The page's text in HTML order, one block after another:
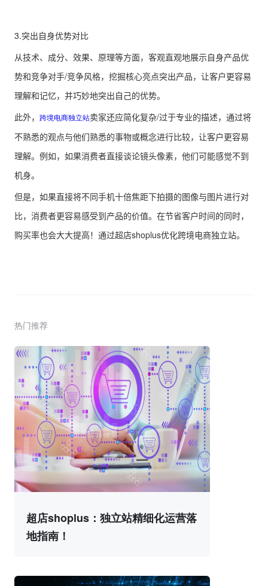
3.突出自身优势对比
从技术、成分、效果、原理等方面，客观直观地展示自身产品优
势和竞争对手/竞争风格，挖掘核心亮点突出产品，让客户更容易
理解和记忆，并巧妙地突出自己的优势。
此外， 跨境电商独立站卖家还应简化复杂/过于专业的描述，通过将
不熟悉的观点与他们熟悉的事物或概念进行比较，让客户更容易
理解。例如，如果消费者直接谈论镜头像素，他们可能感觉不到
机身。
但是，如果直接将不同手机十倍焦距下拍摄的图像与图片进行对
比，消费者更容易感受到产品的价值。在节省客户时间的同时，
购买率也会大大提高！通过超店shoplus优化跨境电商独立站。
热门推荐
超店shoplus：独立站精细化运营落
地指南！